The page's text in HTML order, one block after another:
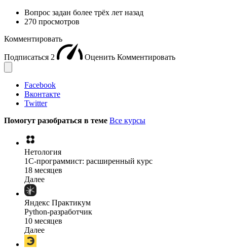
Вопрос задан более трёх лет назад
270 просмотров
Комментировать
Подписаться 2 Оценить Комментировать
Facebook
Вконтакте
Twitter
Помогут разобраться в теме Все курсы
Нетология
1C-программист: расширенный курс
18 месяцев
Далее
Яндекс Практикум
Python-разработчик
10 месяцев
Далее